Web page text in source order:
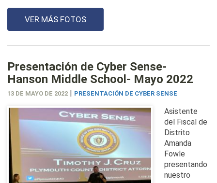
VER MÁS FOTOS
Presentación de Cyber Sense-
Hanson Middle School- Mayo 2022
13 DE MAYO DE 2022 | PRESENTACIÓN DE CYBER SENSE
Asistente
del Fiscal de
Distrito
Amanda
Fowle
presentando
nuestro